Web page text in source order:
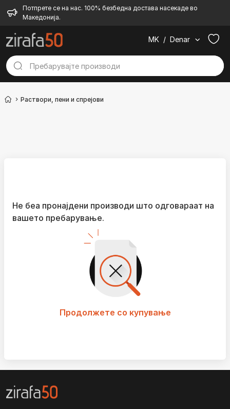
Потпрете се на нас. 100% безбедна достава насекаде во
Македонија.
MK / Denar
Раствори, пени и спрејови
Не беа пронајдени производи што одговараат на
вашето пребарување.
Продолжете со купување